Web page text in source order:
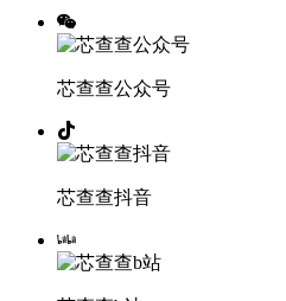
芯查查公众号
芯查查抖音